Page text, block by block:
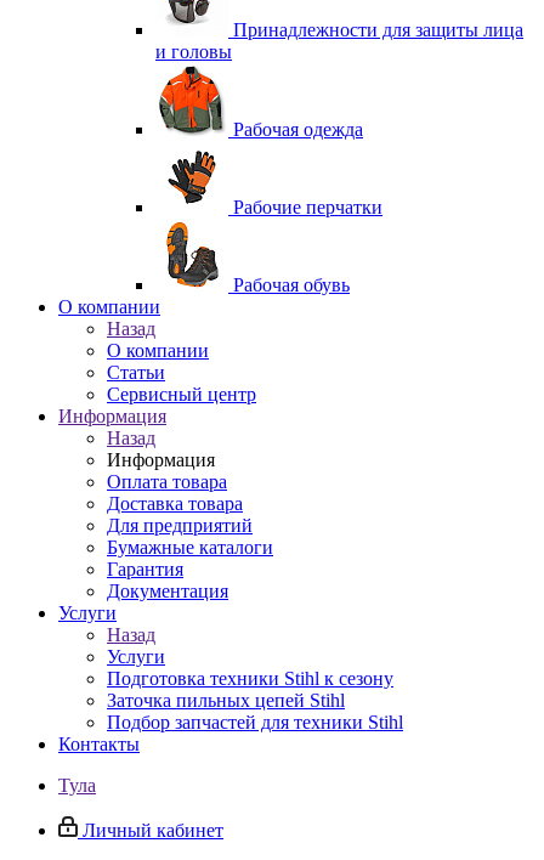
Принадлежности для защиты лица
и головы
Рабочая одежда
Рабочие перчатки
Рабочая обувь
O компании
Назад
O компании
Статьи
Сервисный центр
Информация
Назад
Информация
Оплата товара
Доставка товара
Для предприятий
Бумажные каталоги
Гарантия
Документация
Услуги
Назад
Услуги
Подготовка техники Stihl к сезону
Заточка пильных цепей Stihl
Подбор запчастей для техники Stihl
Контакты
Тула
Личный кабинет